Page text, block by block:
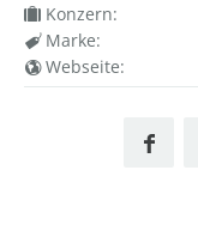
Konzern:
Marke:
Webseite: